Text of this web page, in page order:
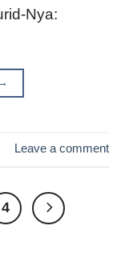
Nya:
Leave a comment
4